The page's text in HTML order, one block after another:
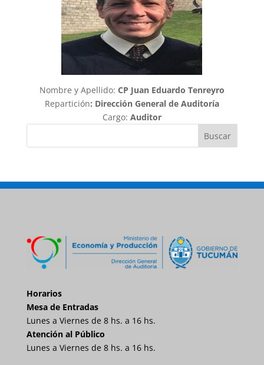
Nombre y Apellido: CP Juan Eduardo Tenreyro
Repartición: Dirección General de Auditoría
Cargo: Auditor
Buscar
Horarios
Mesa de Entradas
Lunes a Viernes de 8 hs. a 16 hs.
Atención al Público
Lunes a Viernes de 8 hs. a 16 hs.